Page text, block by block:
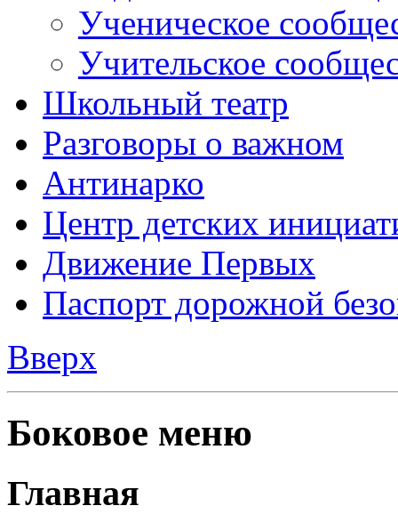
Ученическое
Учительское
Школьный театр
Разговоры о важном
Антинарко
Центр детских
Движение Первых
Паспорт дорожной
Вверх
Боковое меню
Главная